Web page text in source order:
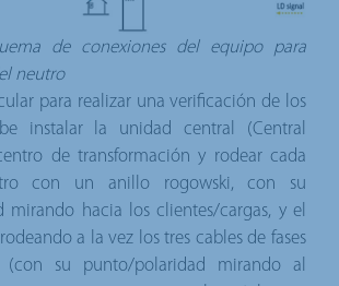
de conexiones del equipo para
neutro
para realizar una verificación de los
instalar la unidad central (Central
de transformación y rodear cada
con un anillo rogowski, con su
mirando hacia los clientes/cargas, y el
a la vez los tres cables de fases
su punto/polaridad mirando al